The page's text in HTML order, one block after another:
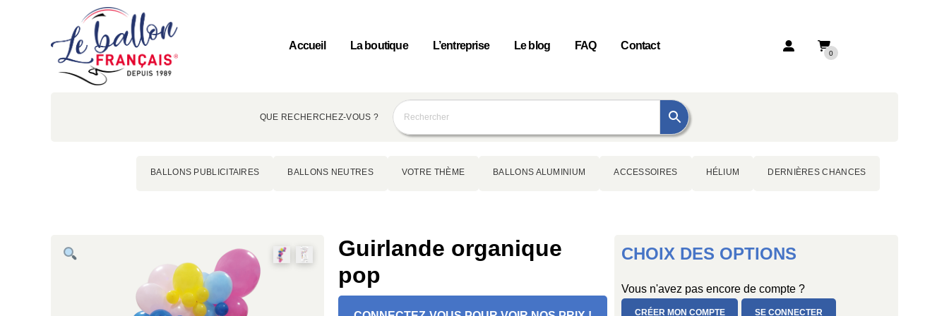
Accueil La boutique L’entreprise Le blog FAQ Contact
0
QUE RECHERCHEZ-VOUS ?
BALLONS PUBLICITAIRES BALLONS NEUTRES VOTRE THÈME BALLONS ALUMINIUM ACCESSOIRES HÉLIUM DERNIÈRES CHANCES
Guirlande organique
pop
CHOIX DES OPTIONS
Vous n'avez pas encore de compte ?
CRÉER MON COMPTE SE CONNECTER